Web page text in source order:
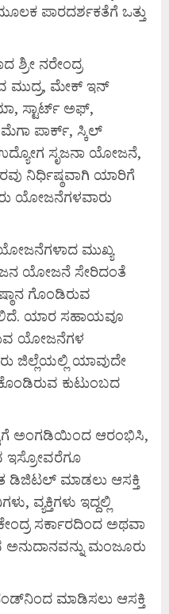
ಪಾರದರ್ಶಕತೆಗೆ ಒತ್ತು
ಶ್ರೀ ನರೇಂದ್ರ
ಮುದ್ರ, ಮೇಕ್ ಇನ್
ಸ್ಟಾರ್ಟ್ ಅಫ್,
ಪಾರ್ಕ್, ಸ್ಕಿಲ್
ಸೃಜನಾ ಯೋಜನೆ,
ನಿರ್ಧಿಷ್ಠವಾಗಿ ಯಾರಿಗೆ
ಯೋಜನೆಗಳವಾರು
ಮುಖ್ಯ
ಯೋಜನೆ ಸೇರಿದಂತೆ
ಗೊಂಡಿರುವ
ಯಾರ ಸಹಾಯವೂ
ಯೋಜನೆಗಳ
ಜಿಲ್ಲೆಯಲ್ಲಿ ಯಾವುದೇ
ಕುಟುಂಬದ
ಅಂಗಡಿಯಿಂದ ಆರಂಭಿಸಿ,
ಇಸ್ರೋವರೆಗೂ
ಡಿಜಿಟಲ್ ಮಾಡಲು ಆಸಕ್ತಿ
ವ್ಯಕ್ತಿಗಳು ಇದ್ದಲ್ಲಿ
ಸರ್ಕಾರದಿಂದ ಅಥವಾ
ಅನುದಾನವನ್ನು ಮಂಜೂರು
ಮಾಡಿಸಲು ಆಸಕ್ತಿ